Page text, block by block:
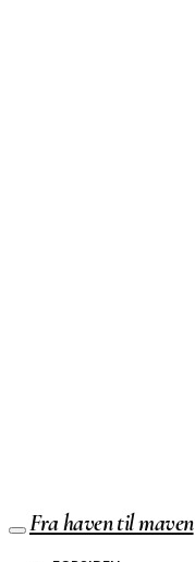
Fra haven til maven